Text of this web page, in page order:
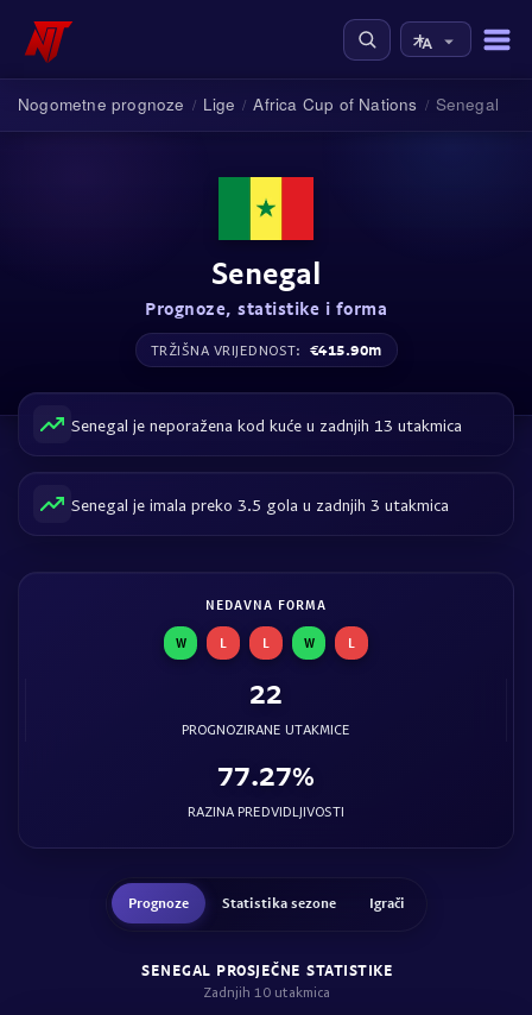
Nogometne prognoze / Lige / Africa Cup of Nations / Senegal
Senegal
Prognoze, statistike i forma
TRŽIŠNA VRIJEDNOST: €415.90m
Senegal je neporažena kod kuće u zadnjih 13 utakmica
Senegal je imala preko 3.5 gola u zadnjih 3 utakmica
NEDAVNA FORMA
W L L W L
22
PROGNOZIRANE UTAKMICE
77.27%
RAZINA PREDVIDLJIVOSTI
Prognoze Statistika sezone Igrači
SENEGAL PROSJEČNE STATISTIKE
Zadnjih 10 utakmica